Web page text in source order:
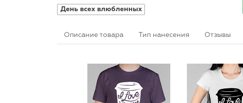
День всех влюбленных
Описание товара Тип нанесения Отзывы